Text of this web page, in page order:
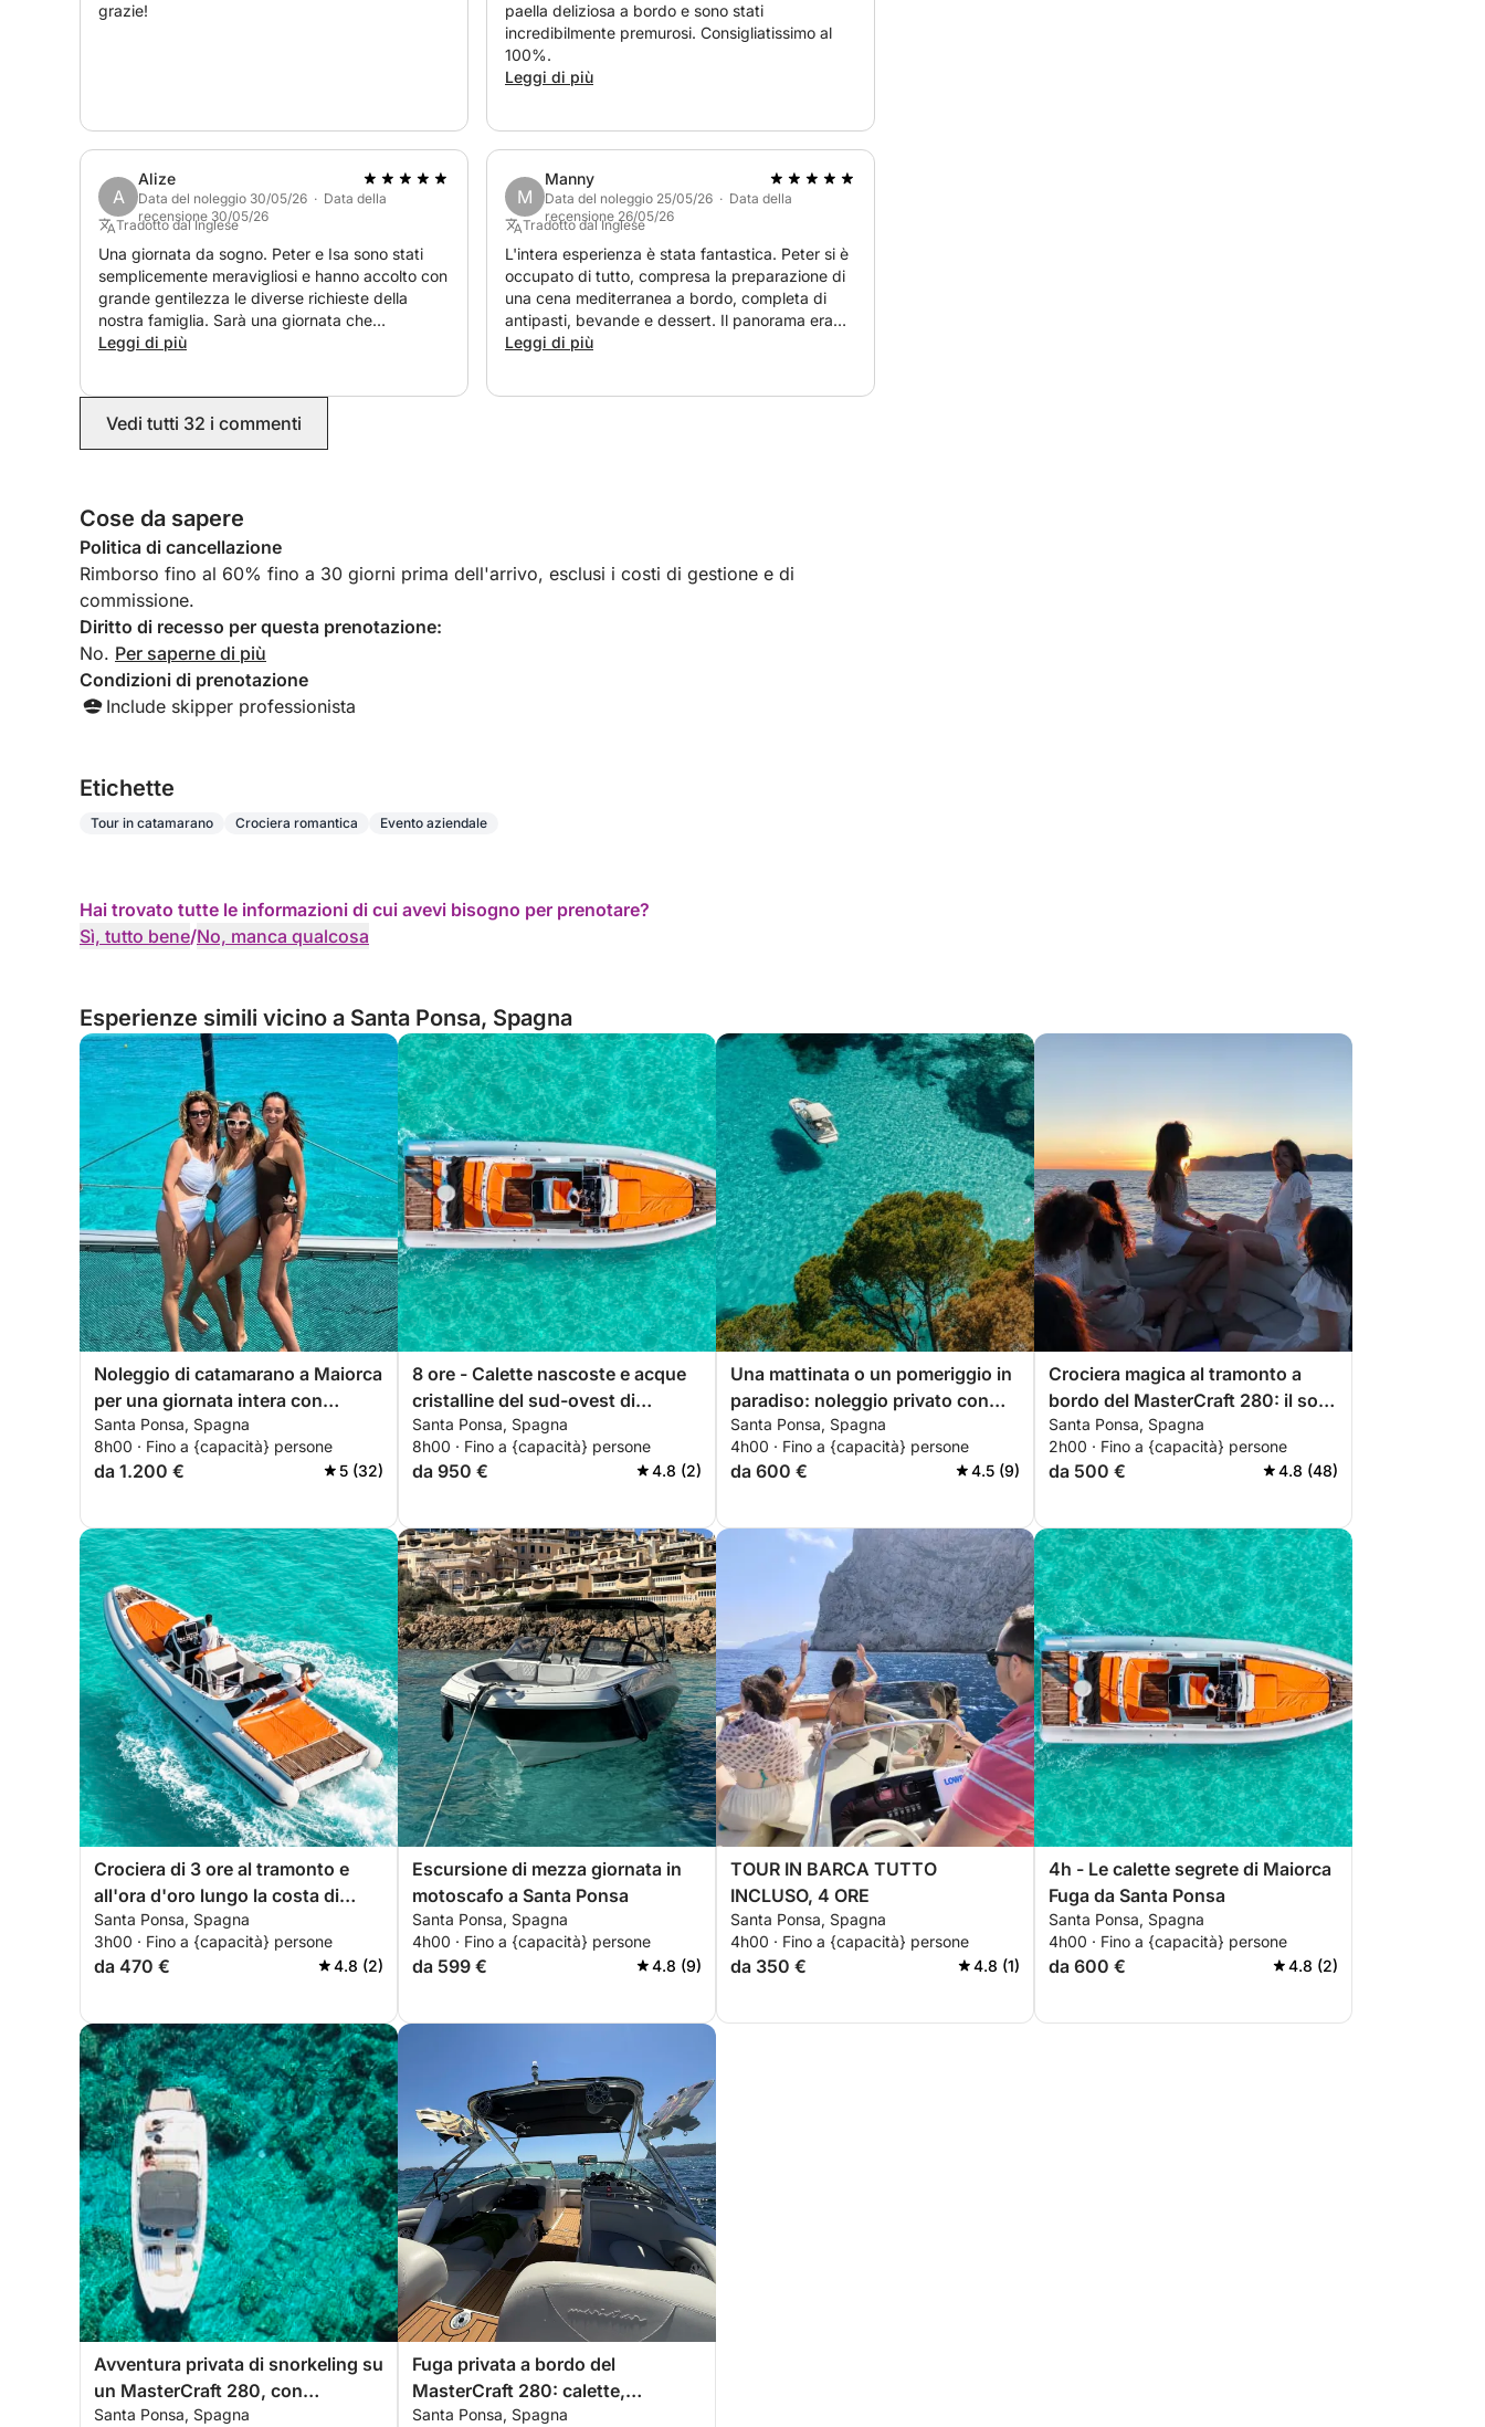
grazie!
paella deliziosa a bordo e sono stati
incredibilmente premurosi. Consigliatissimo al
100%.
Leggi di più
A
Alize
Data del noleggio 30/05/26 · Data della
recensione 30/05/26
Tradotto dal Inglese
Una giornata da sogno. Peter e Isa sono stati
semplicemente meravigliosi e hanno accolto con
grande gentilezza le diverse richieste della
nostra famiglia. Sarà una giornata che
ricorderemo per sempre. Anche la cucina era
splendida giornata e per i ricordi indimenticabili
?❤️
Leggi di più
M
Manny
Data del noleggio 25/05/26 · Data della
recensione 26/05/26
Tradotto dal Inglese
L'intera esperienza è stata fantastica. Peter si è
occupato di tutto, compresa la preparazione di
una cena mediterranea a bordo, completa di
antipasti, bevande e dessert. Il panorama era
mozzafiato. Prenoterò sicuramente di nuovo!
Leggi di più
Vedi tutti 32 i commenti
Cose da sapere
Politica di cancellazione
Rimborso fino al 60% fino a 30 giorni prima dell'arrivo, esclusi i costi di gestione e di
commissione.
Diritto di recesso per questa prenotazione:
No. Per saperne di più
Condizioni di prenotazione
Include skipper professionista
Etichette
Tour in catamarano Crociera romantica Evento aziendale
Hai trovato tutte le informazioni di cui avevi bisogno per prenotare?
Sì, tutto bene/No, manca qualcosa
Esperienze simili vicino a Santa Ponsa, Spagna
Noleggio di catamarano a Maiorca
per una giornata intera con
equipaggio e itinerario
personalizzato
Santa Ponsa, Spagna
8h00 · Fino a {capacità} persone
da 1.200 € 5 (32)
8 ore - Calette nascoste e acque
cristalline del sud-ovest di
Maiorca
Santa Ponsa, Spagna
8h00 · Fino a {capacità} persone
da 950 € 4.8 (2)
Una mattinata o un pomeriggio in
paradiso: noleggio privato con
skipper da Santa Ponça.
Santa Ponsa, Spagna
4h00 · Fino a {capacità} persone
da 600 € 4.5 (9)
Crociera magica al tramonto a
bordo del MasterCraft 280: il sole
tramonta sul mare, Santa Ponça
Santa Ponsa, Spagna
2h00 · Fino a {capacità} persone
da 500 € 4.8 (48)
Crociera di 3 ore al tramonto e
all'ora d'oro lungo la costa di
Maiorca.
Santa Ponsa, Spagna
3h00 · Fino a {capacità} persone
da 470 € 4.8 (2)
Escursione di mezza giornata in
motoscafo a Santa Ponsa
Santa Ponsa, Spagna
4h00 · Fino a {capacità} persone
da 599 € 4.8 (9)
TOUR IN BARCA TUTTO
INCLUSO, 4 ORE
Santa Ponsa, Spagna
4h00 · Fino a {capacità} persone
da 350 € 4.8 (1)
4h - Le calette segrete di Maiorca
Fuga da Santa Ponsa
Santa Ponsa, Spagna
4h00 · Fino a {capacità} persone
da 600 € 4.8 (2)
Avventura privata di snorkeling su
un MasterCraft 280, con
possibilità di utilizzare il SeaBob.
Santa Ponsa, Spagna
Fuga privata a bordo del
MasterCraft 280: calette,
snorkeling e relax a Santa Ponça.
Santa Ponsa, Spagna